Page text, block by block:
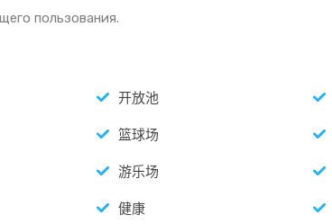
пользования.
开放池
篮球场
游乐场
健康